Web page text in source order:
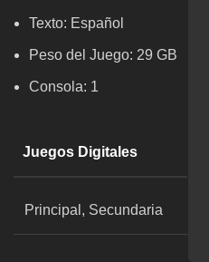
Texto: Español
Peso del Juego: 29 GB
Consola: 1
Juegos Digitales
Principal, Secundaria